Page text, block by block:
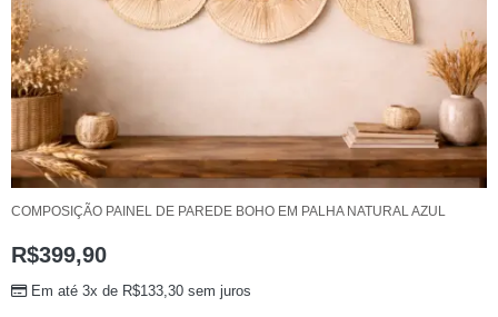
COMPOSIÇÃO PAINEL DE PAREDE BOHO EM PALHA NATURAL AZUL
R$399,90
Em até 3x de R$133,30 sem juros